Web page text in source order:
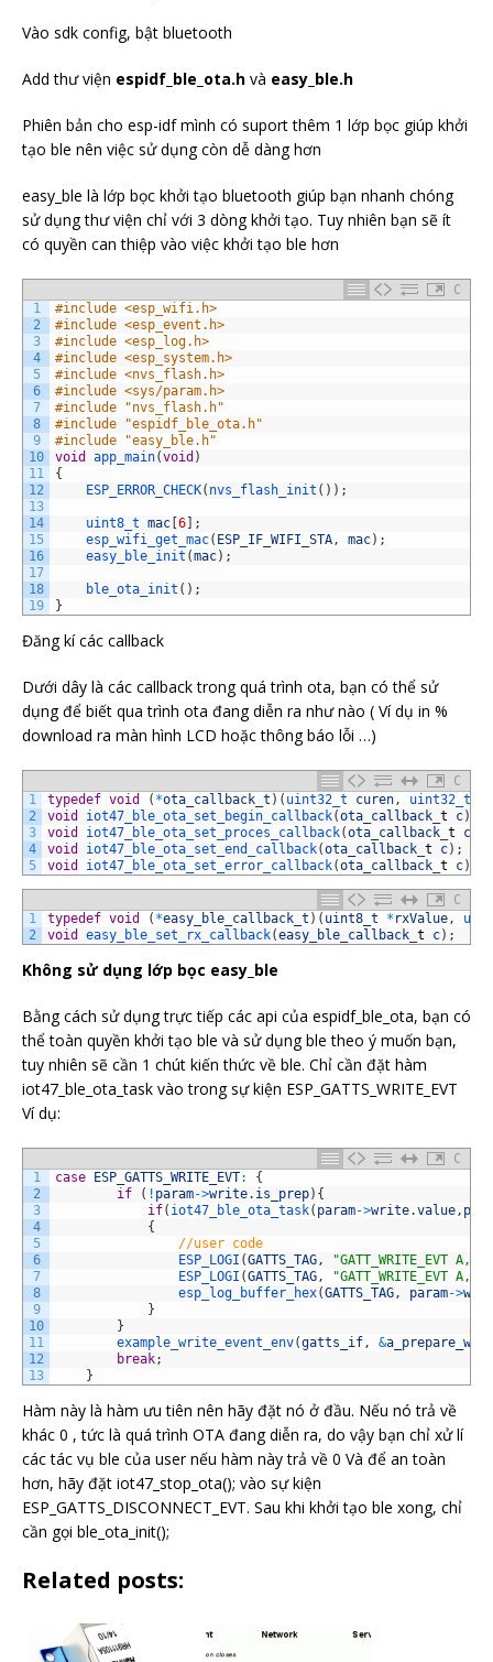
38
39
41
42
44
46
49
50
51
52
55
56
57
58
59
60
61
62
63
64
65
66
67
68
69
70
71
72
73
74
75
76
78
80
81
83
85
86
87
88
89
92
93
94
95
98
99
100
101
102
103
104
106
108
//phần này xử lí nhận data ble của user
Serial .println ("ble len: " + String
Serial.print("Received Value: "
Serial.print( rxValue[i]);
Serial.println ();
}
}
};
void
setup ()
{
"IOT47 BLE OTA TEST";
Serial .println("Starting BLE work!"
BLEDevice::init(bleServerName
BLEDevice::setMTU (512
BLEServer *pServer
pServer->setCallbacks
//Create the BLE Service
BLEService *bmeService
// Create BLE Characteristics and Create a BLE
bmeService -> addCharacteristic
ch1_Descriptor. setValue
ch1_BLECharacteristic addDescriptor (&ch1_Descriptor
ch1_BLECharacteristic
// Start the service
bmeService->start();
// Start advertising
pAdvertising->addServiceUUID( SERVICE_UUID);
pServer
getAdvertising )->
//ch1_Characteristic = bmeService-
//ch1_BLECharacteristic-
Serial.println("Waiting a client connection to
iot47_ble_ota_begin (&ch1_BLECharacteristic ); //bắt
//đăng kí callback, tùy user
iot47_ble_ota_set_begin_callback([](uint32_t curen,
iot47_ble_ota_set_proces_callback([](uint32_t curen
Serial . print (curen ) ;
Serial.print("/");
Serial. println( totol ;
)
Serial.println ("Download done");
iot47_ble_ota_set_error_callback([ ](uint32_t curen
Serial. println("Download error") ;
}
{
}
Vào sdk config, bật bluetooth
Add thư viện espidf_ble_ota.h và easy_ble.h
Phiên bản cho esp-idf mình có suport thêm 1 lớp bọc giúp khởi
tạo ble nên việc sử dụng còn dễ dàng hơn
easy_ble là lớp bọc khởi tạo bluetooth giúp bạn nhanh chóng
sử dụng thư viện chỉ với 3 dòng khởi tạo. Tuy nhiên bạn sẽ ít
có quyền can thiệp vào việc khởi tạo ble hơn
C
1
2
3
4
5
6
7
8
9
10
11
12
13
14
15
16
17
18
19
#include <esp_wifi.h>
#include <esp_event.h>
#include <esp_log.h>
#include <esp_system.h>
#include <nvs_flash.h>
#include <sys/param.h>
#include "nvs_flash.h"
#include "espidf_ble_ota.h"
#include "easy_ble.h"
void
app_main(void )
{
ESP_ERROR_CHECK( nvs_flash_init ( ) ) ;
uint8_t mac [6] ;
esp_wifi_get_mac( ESP_IF_WIFI_STA , mac) ;
easy_ble_init (mac) ;
ble_ota_init ( ) ;
}
Đăng kí các callback
Dưới dây là các callback trong quá trình ota, bạn có thể sử
dụng để biết qua trình ota đang diễn ra như nào ( Ví dụ in %
download ra màn hình LCD hoặc thông báo lỗi …)
C
1
2
3
4
5
typedef void ( *ota_callback_t ) ( uint32_t curen , uint32_t
void
iot47_ble_ota_set_begin_callback(ota_callback t c)
void
iot47_ble_ota_set_proces_callback(ota_callback t c
void
iot47_ble_ota_set_end_callback(ota_callback t c) ;
void
iot47_ble_ota_set_error_callback(ota_callback t c)
C
1
2
typedef void ( *easy_ble_callback_t ) ( uint8_t * rxValue ,
void
easy_ble_set_rx_callback(easy_ble_callback t c) ;
Không sử dụng lớp bọc easy_ble
Bằng cách sử dụng trực tiếp các api của espidf_ble_ota, bạn có
thể toàn quyền khởi tạo ble và sử dụng ble theo ý muốn bạn,
tuy nhiên sẽ cần 1 chút kiến thức về ble. Chỉ cần đặt hàm
iot47_ble_ota_task vào trong sự kiện ESP_GATTS_WRITE_EVT
Ví dụ:
C
1
2
3
4
5
6
7
8
9
10
11
12
13
case ESP_GATTS_WRITE_EVT:
{
if
( ! param->write. is_prep) {
if( iot47_ble_ota_task( param->write.value ,
{
//user code
ESP_LOGI (GATTS_TAG ,
"GATT_WRITE_EVT
ESP_LOGI (GATTS_TAG ,
"GATT_WRITE_EVT
esp_log_buffer_hex(GATTS_TAG , param->
}
}
example_write_event_env(gatts_if , &
break;
}
Hàm này là hàm ưu tiên nên hãy đặt nó ở đầu. Nếu nó trả về
khác 0 , tức là quá trình OTA đang diễn ra, do vậy bạn chỉ xử lí
các tác vụ ble của user nếu hàm này trả về 0 Và để an toàn
hơn, hãy đặt iot47_stop_ota(); vào sự kiện
ESP_GATTS_DISCONNECT_EVT. Sau khi khởi tạo ble xong, chỉ
cần gọi ble_ota_init();
Related posts: